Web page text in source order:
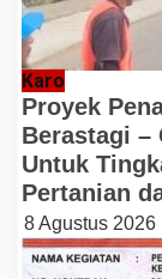
Karo
Proyek
Berastagi –
Untuk
Pertanian
8 Agustus 2026